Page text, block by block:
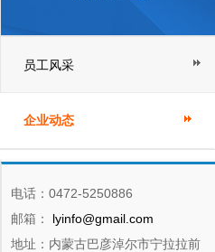
员工风采
企业动态
电话：0472-5250886
邮箱：
lyinfo@gmail.com
地址：内蒙古巴彦淖尔市宁拉拉前